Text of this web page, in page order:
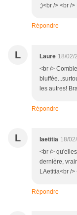
;)<br /> <br /
Répondre
L Laure 18/02/
<br />
les autres!
Répondre
L laetitia 18/
<br />
dernière,
LAetitia<br />
Répondre